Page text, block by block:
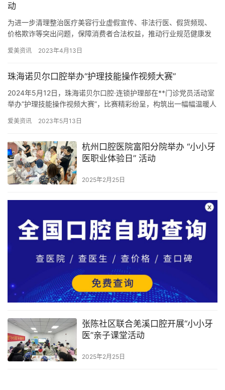
动
为进一步清理整治医疗美容行业虚假宣传、非法行医、假货频现、
价格欺诈等突出问题，保障消费者合法权益，推动行业规范健康发
卫生健…
爱美资讯 2023年4月13日
珠海诺贝尔口腔举办“护理技能操作视频大赛”
2024年5月12日，珠海诺贝尔口腔·连锁护理部在**门诊党员活动室
举办“护理技能操作视频大赛”，比赛精彩纷呈，构筑出一幅幅温暖人
爱美资讯 2023年5月13日
杭州口腔医院富阳分院举办 “小小牙
医职业体验日” 活动
2025年2月25日
张陈社区联合羌溪口腔开展“小小牙
医”亲子课堂活动
2025年2月25日